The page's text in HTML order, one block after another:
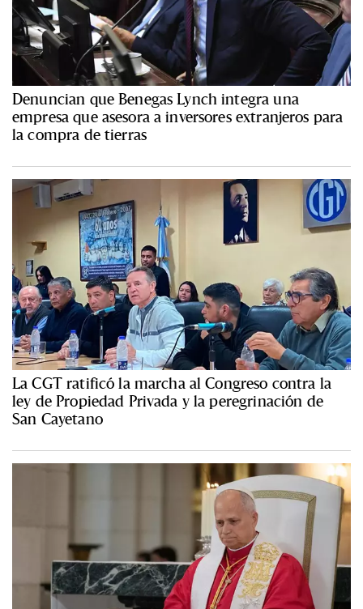
Denuncian que Benegas Lynch integra una
empresa que asesora a inversores extranjeros para
la compra de tierras
La CGT ratificó la marcha al Congreso contra la
ley de Propiedad Privada y la peregrinación de
San Cayetano